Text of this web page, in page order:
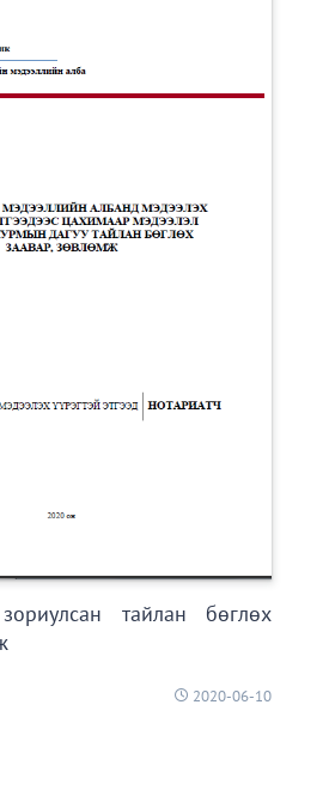
тайлан бөглөх
2020-06-10